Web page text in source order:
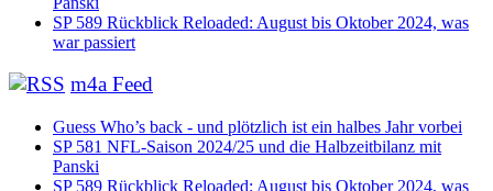
SP 589 Rückblick Reloaded: August bis Oktober 2024, was
war passiert
m4a Feed
Guess Who’s back - und plötzlich ist ein halbes Jahr vorbei
SP 581 NFL-Saison 2024/25 und die Halbzeitbilanz mit
Panski
SP 589 Rückblick Reloaded: August bis Oktober 2024, was